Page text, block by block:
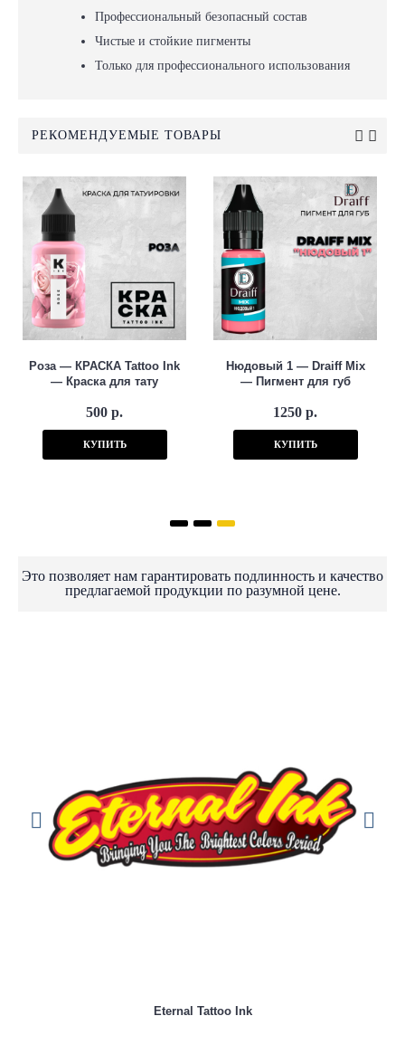
Профессиональный безопасный состав
Чистые и стойкие пигменты
Только для профессионального использования
РЕКОМЕНДУЕМЫЕ ТОВАРЫ
Роза — КРАСКА Tattoo Ink
— Краска для тату
500 р.
КУПИТЬ
Нюдовый 1 — Draiff Mix
— Пигмент для губ
1250 р.
КУПИТЬ
Это позволяет нам гарантировать подлинность и качество
предлагаемой продукции по разумной цене.
Eternal Tattoo Ink